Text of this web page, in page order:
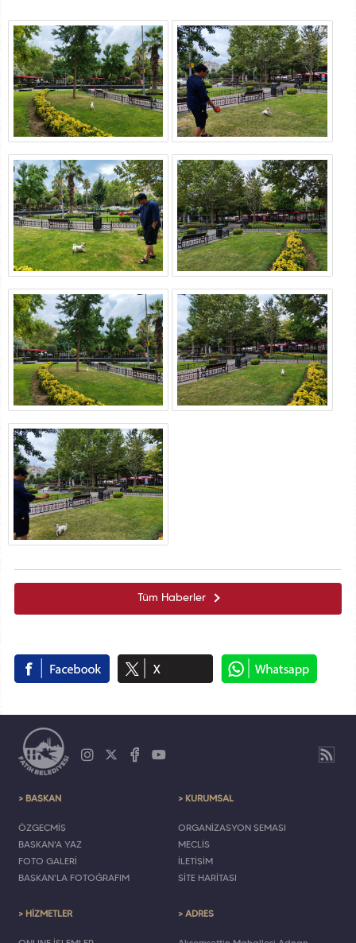
Tüm Haberler
> BAŞKAN
ÖZGEÇMİŞ
BAŞKAN'A YAZ
FOTO GALERİ
BAŞKAN'LA FOTOĞRAFIM
> KURUMSAL
ORGANİZASYON ŞEMASI
MECLİS
İLETİŞİM
SİTE HARİTASI
> HİZMETLER > ADRES